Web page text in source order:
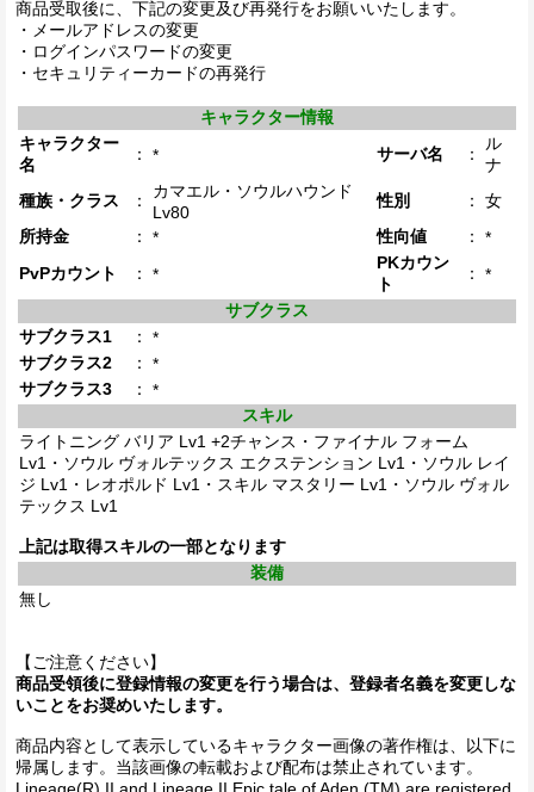
商品受取後に、下記の変更及び再発行をお願いいたします。
・メールアドレスの変更
・ログインパスワードの変更
・セキュリティーカードの再発行
キャラクター情報
キャラクター
名
： * サーバ名 ：
ル
ナ
種族・クラス
：
カマエル・ソウルハウンド
Lv80
性別 ：
女
所持金
： * 性向値 ：
*
PvPカウント
： *
PKカウン
ト
：
*
サブクラス
サブクラス1
：
*
サブクラス2
：
*
サブクラス3
：
*
スキル
ライトニング バリア Lv1 +2チャンス・ファイナル フォーム
Lv1・ソウル ヴォルテックス エクステンション Lv1・ソウル レイ
ジ Lv1・レオポルド Lv1・スキル マスタリー Lv1・ソウル ヴォル
テックス Lv1
上記は取得スキルの一部となります
装備
無し
【ご注意ください】
商品受領後に登録情報の変更を行う場合は、登録者名義を変更しな
いことをお奨めいたします。
商品内容として表示しているキャラクター画像の著作権は、以下に
帰属します。当該画像の転載および配布は禁止されています。
Lineage(R) II and Lineage II Epic tale of Aden (TM) are registered